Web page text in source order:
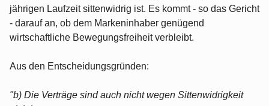
jährigen Laufzeit sittenwidrig ist. Es kommt - so das Gericht
- darauf an, ob dem Markeninhaber genügend
wirtschaftliche Bewegungsfreiheit verbleibt.
Aus den Entscheidungsgründen:
"b) Die Verträge sind auch nicht wegen Sittenwidrigkeit